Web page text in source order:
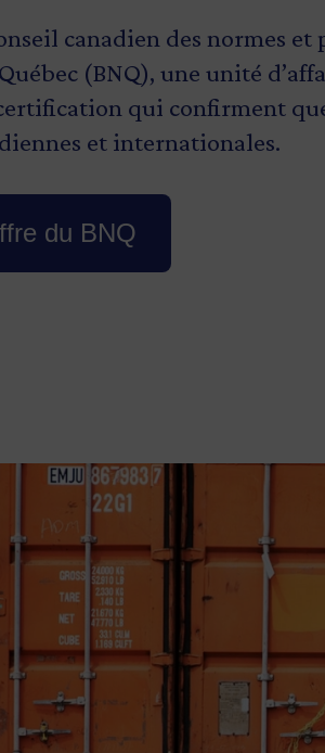
certifications ici
canadien des normes
(BNQ), une unité
qui confirment
et internationales.
du BNQ